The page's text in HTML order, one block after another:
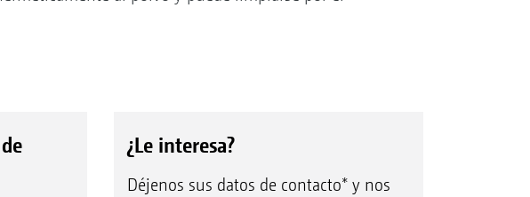
¿Le interesa?
Déjenos sus datos de contacto* y nos